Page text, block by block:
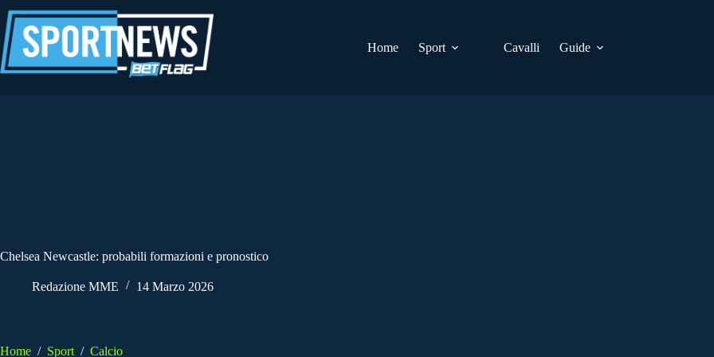
al
contenuto
Home
Sport Cavalli Guide
Chelsea Newcastle: probabili formazioni e pronostico
Redazione MME 14 Marzo 2026
Home / Sport / Calcio